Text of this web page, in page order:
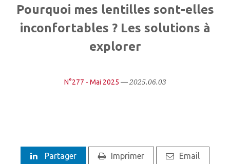
Pourquoi mes lentilles sont-elles
inconfortables ? Les solutions à
explorer
N°277 - Mai 2025 —2025.06.03
Partager Imprimer Email